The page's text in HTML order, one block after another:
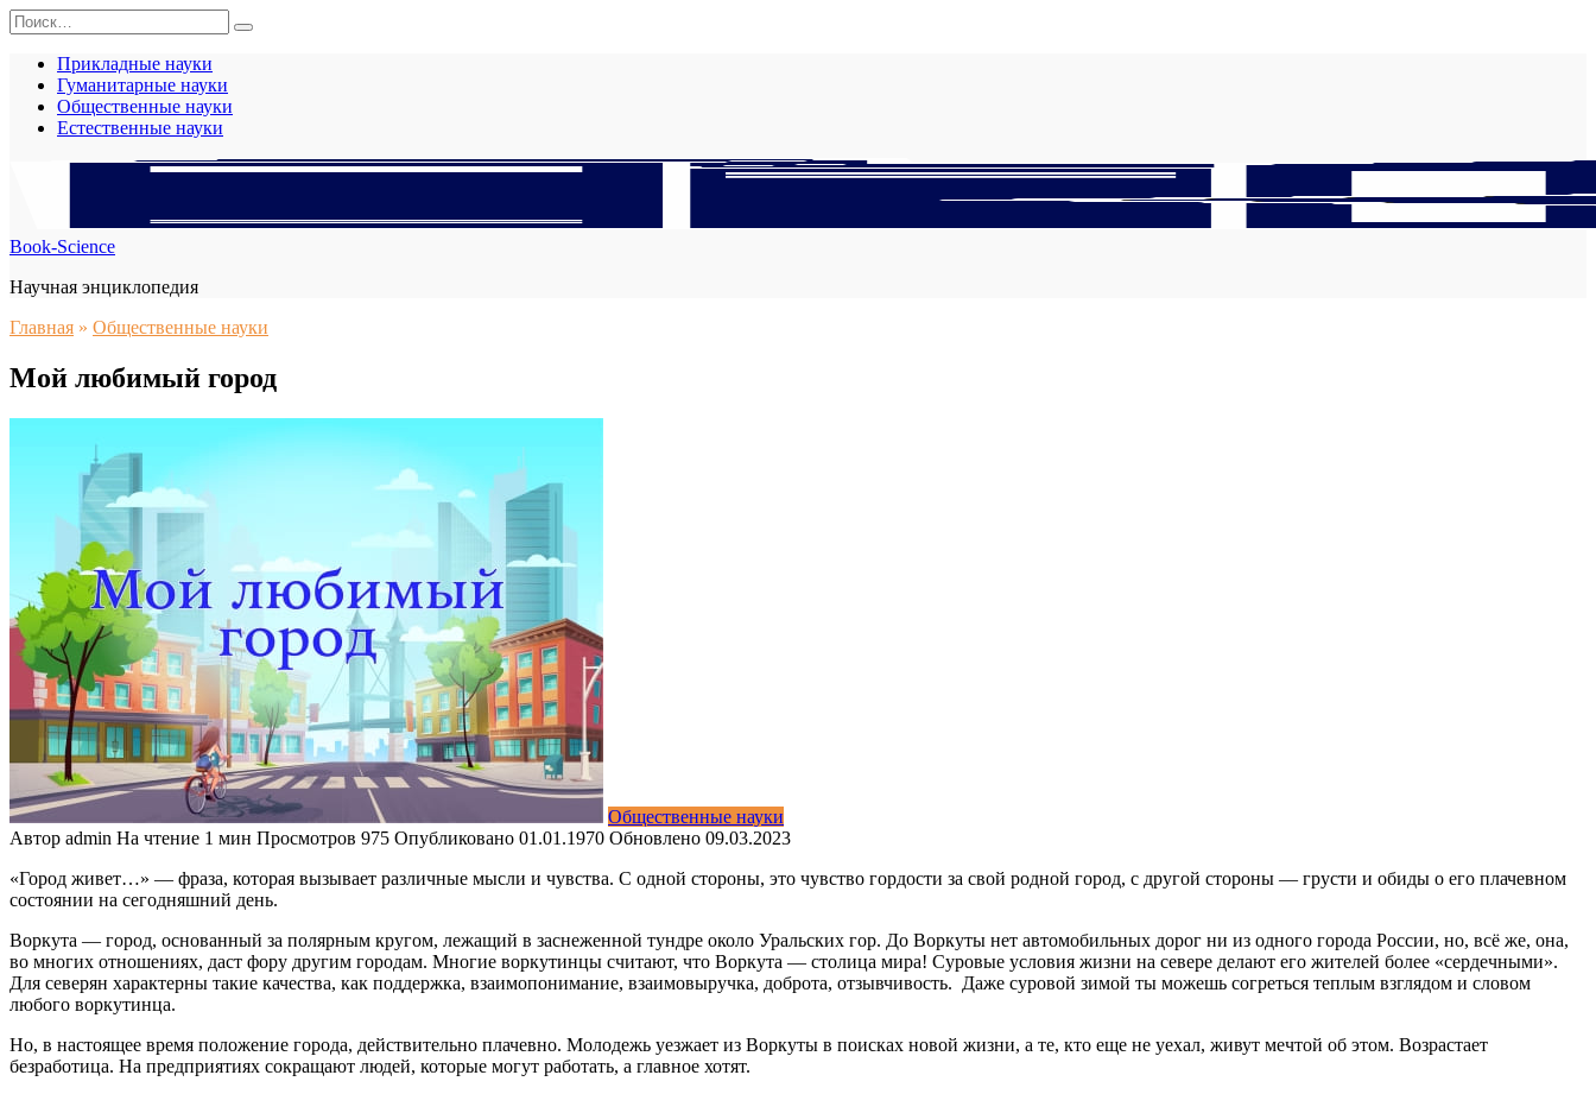
Перейти
к
содержанию
Search
for:
Прикладные науки
Гуманитарные науки
Общественные науки
Естественные науки
Book-Science
Научная энциклопедия
Главная » Общественные науки
Мой любимый город
Общественные науки
Автор admin На чтение 1 мин Просмотров 975 Опубликовано 01.01.1970 Обновлено 09.03.2023
«Город живет…» — фраза, которая вызывает различные мысли и чувства. С одной стороны, это чувство гордости за свой родной город, с другой стороны — грусти и обиды о его плачевном
состоянии на сегодняшний день.
Воркута — город, основанный за полярным кругом, лежащий в заснеженной тундре около Уральских гор. До Воркуты нет автомобильных дорог ни из одного города России, но, всё же, она,
во многих отношениях, даст фору другим городам. Многие воркутинцы считают, что Воркута — столица мира! Суровые условия жизни на севере делают его жителей более «сердечными».
Для северян характерны такие качества, как поддержка, взаимопонимание, взаимовыручка, доброта, отзывчивость. Даже суровой зимой ты можешь согреться теплым взглядом и словом
любого воркутинца.
Но, в настоящее время положение города, действительно плачевно. Молодежь уезжает из Воркуты в поисках новой жизни, а те, кто еще не уехал, живут мечтой об этом. Возрастает
безработица. На предприятиях сокращают людей, которые могут работать, а главное хотят.